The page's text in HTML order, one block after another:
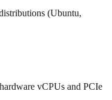
(Ubuntu,
vCPUs and PCIe